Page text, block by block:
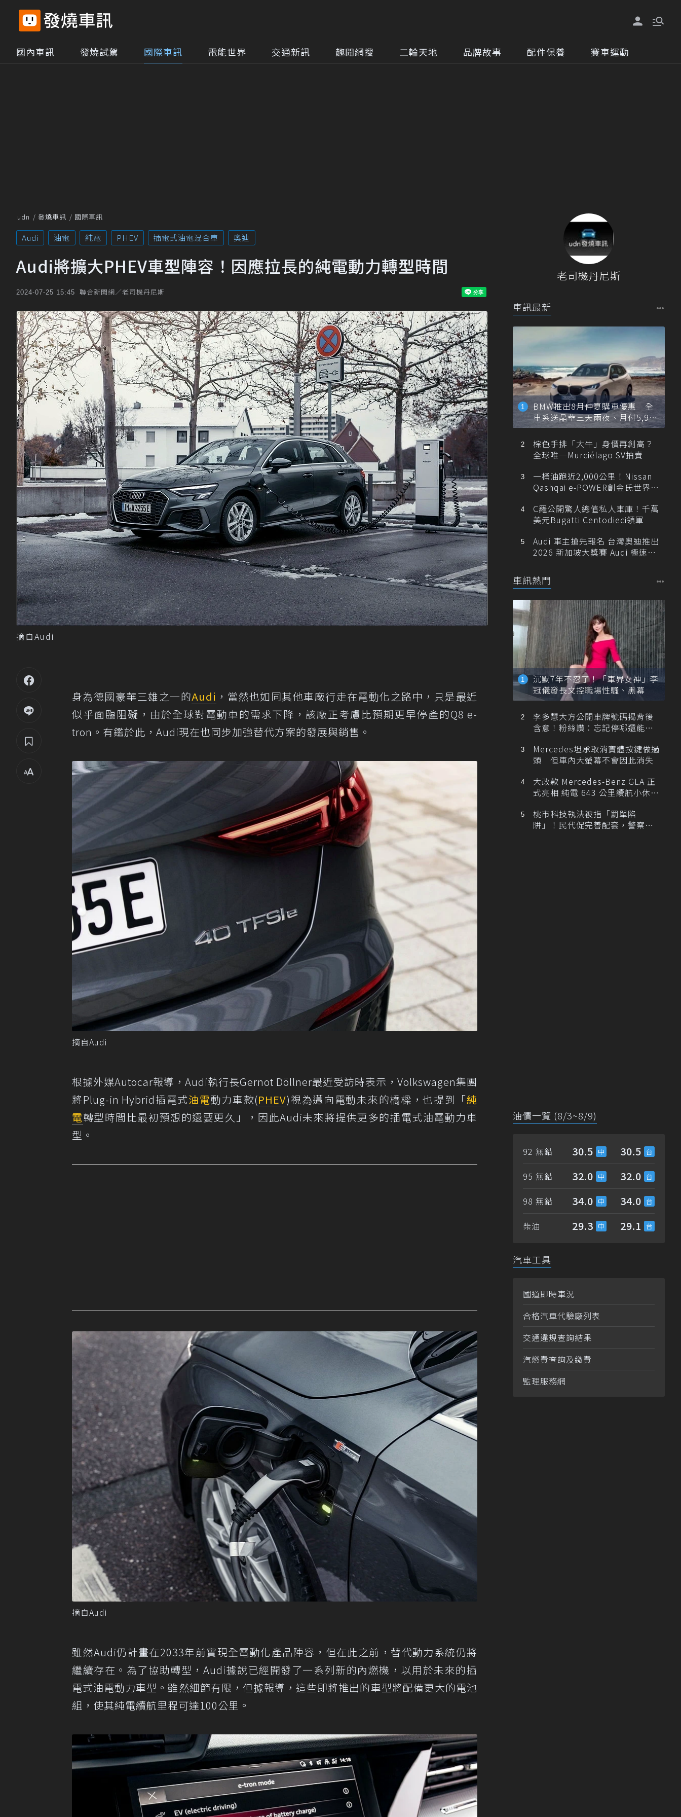
國內車訊 發燒試駕 國際車訊 電能世界 交通新訊 趣聞網搜 二輪天地 品牌故事 配件保養 賽車運動
udn 發燒車訊 國際車訊
Audi 油電 純電 PHEV 插電式油電混合車 奧迪
Audi將擴大PHEV車型陣容！因應拉長的純電動力轉型時間
2024-07-25 15:45 聯合新聞網／老司機丹尼斯
摘自Audi
身為德國豪華三雄之一的Audi ，當然也如同其他車廠行走在電動化之路中，只是最近
似乎面臨阻礙，由於全球對電動車的需求下降，該廠正考慮比預期更早停產的Q8 e-
tron。有鑑於此，Audi現在也同步加強替代方案的發展與銷售。
摘自Audi
根據外媒Autocar報導，Audi執行長Gernot Döllner最近受訪時表示，Volkswagen集團
將Plug-in Hybrid插電式油電動力車款(PHEV)視為邁向電動未來的橋樑，也提到「純
電轉型時間比最初預想的還要更久」，因此Audi未來將提供更多的插電式油電動力車
型。
摘自Audi
雖然Audi仍計畫在2033年前實現全電動化產品陣容，但在此之前，替代動力系統仍將
繼續存在。為了協助轉型，Audi據說已經開發了一系列新的內燃機，以用於未來的插
電式油電動力車型。雖然細節有限，但據報導，這些即將推出的車型將配備更大的電池
組，使其純電續航里程可達100公里。
老司機丹尼斯
車訊最新
BMW推出8月仲夏購車優惠 全
車系送晶華三天兩夜、月付5,900
元起
棕色手排「大牛」身價再創高？
全球唯一Murciélago SV拍賣
一桶油跑近2,000公里！Nissan
Qashqai e-POWER創金氏世界紀
C羅公開驚人總值私人車庫！千萬
美元Bugatti Centodieci領軍
Audi 車主搶先報名 台灣奧迪推出
2026 新加坡大獎賽 Audi 極速之
車訊熱門
沉默7年不忍了！「車界女神」李
冠儀發長文控職場性騷、黑幕
李多慧大方公開車牌號碼揭背後
含意！粉絲讚：忘記停哪還能幫
Mercedes坦承取消實體按鍵做過
頭 但車內大螢幕不會因此消失
大改款 Mercedes-Benz GLA 正
式亮相 純電 643 公里續航小休
桃市科技執法被指「罰單陷
阱」！民代促完善配套，警察局
油價一覽 (8/3~8/9)
92 無鉛 30.5 30.5
95 無鉛 32.0 32.0
98 無鉛 34.0 34.0
柴油 29.3 29.1
汽車工具
國道即時車況
合格汽車代驗廠列表
交通違規查詢結果
汽燃費查詢及繳費
監理服務網